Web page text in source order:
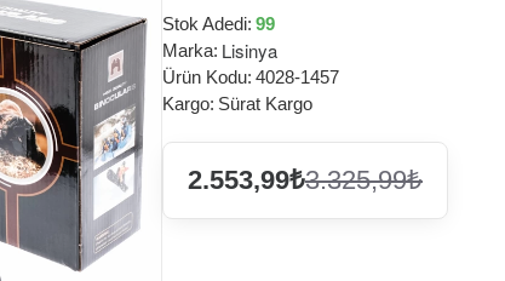
Stok Adedi: 99
Marka: Lisinya
Ürün Kodu: 4028-1457
Kargo: Sürat Kargo
2.553,99₺3.325,99₺